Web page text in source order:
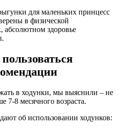
для маленьких принцесс
в физической
абсолютном здоровье
в ходунки, мы выяснили – не
7-8 месячного возраста.
об использовании ходунков: